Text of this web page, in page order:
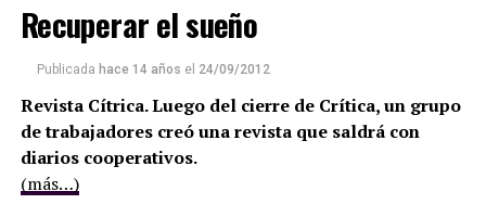
Recuperar el sueño
Publicada hace 14 años el 24/09/2012
Revista Cítrica. Luego del cierre de Crítica, un grupo
de trabajadores creó una revista que saldrá con
diarios cooperativos.
(más…)